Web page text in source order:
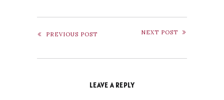
PREVIOUS POST NEXT POST
LEAVE A REPLY